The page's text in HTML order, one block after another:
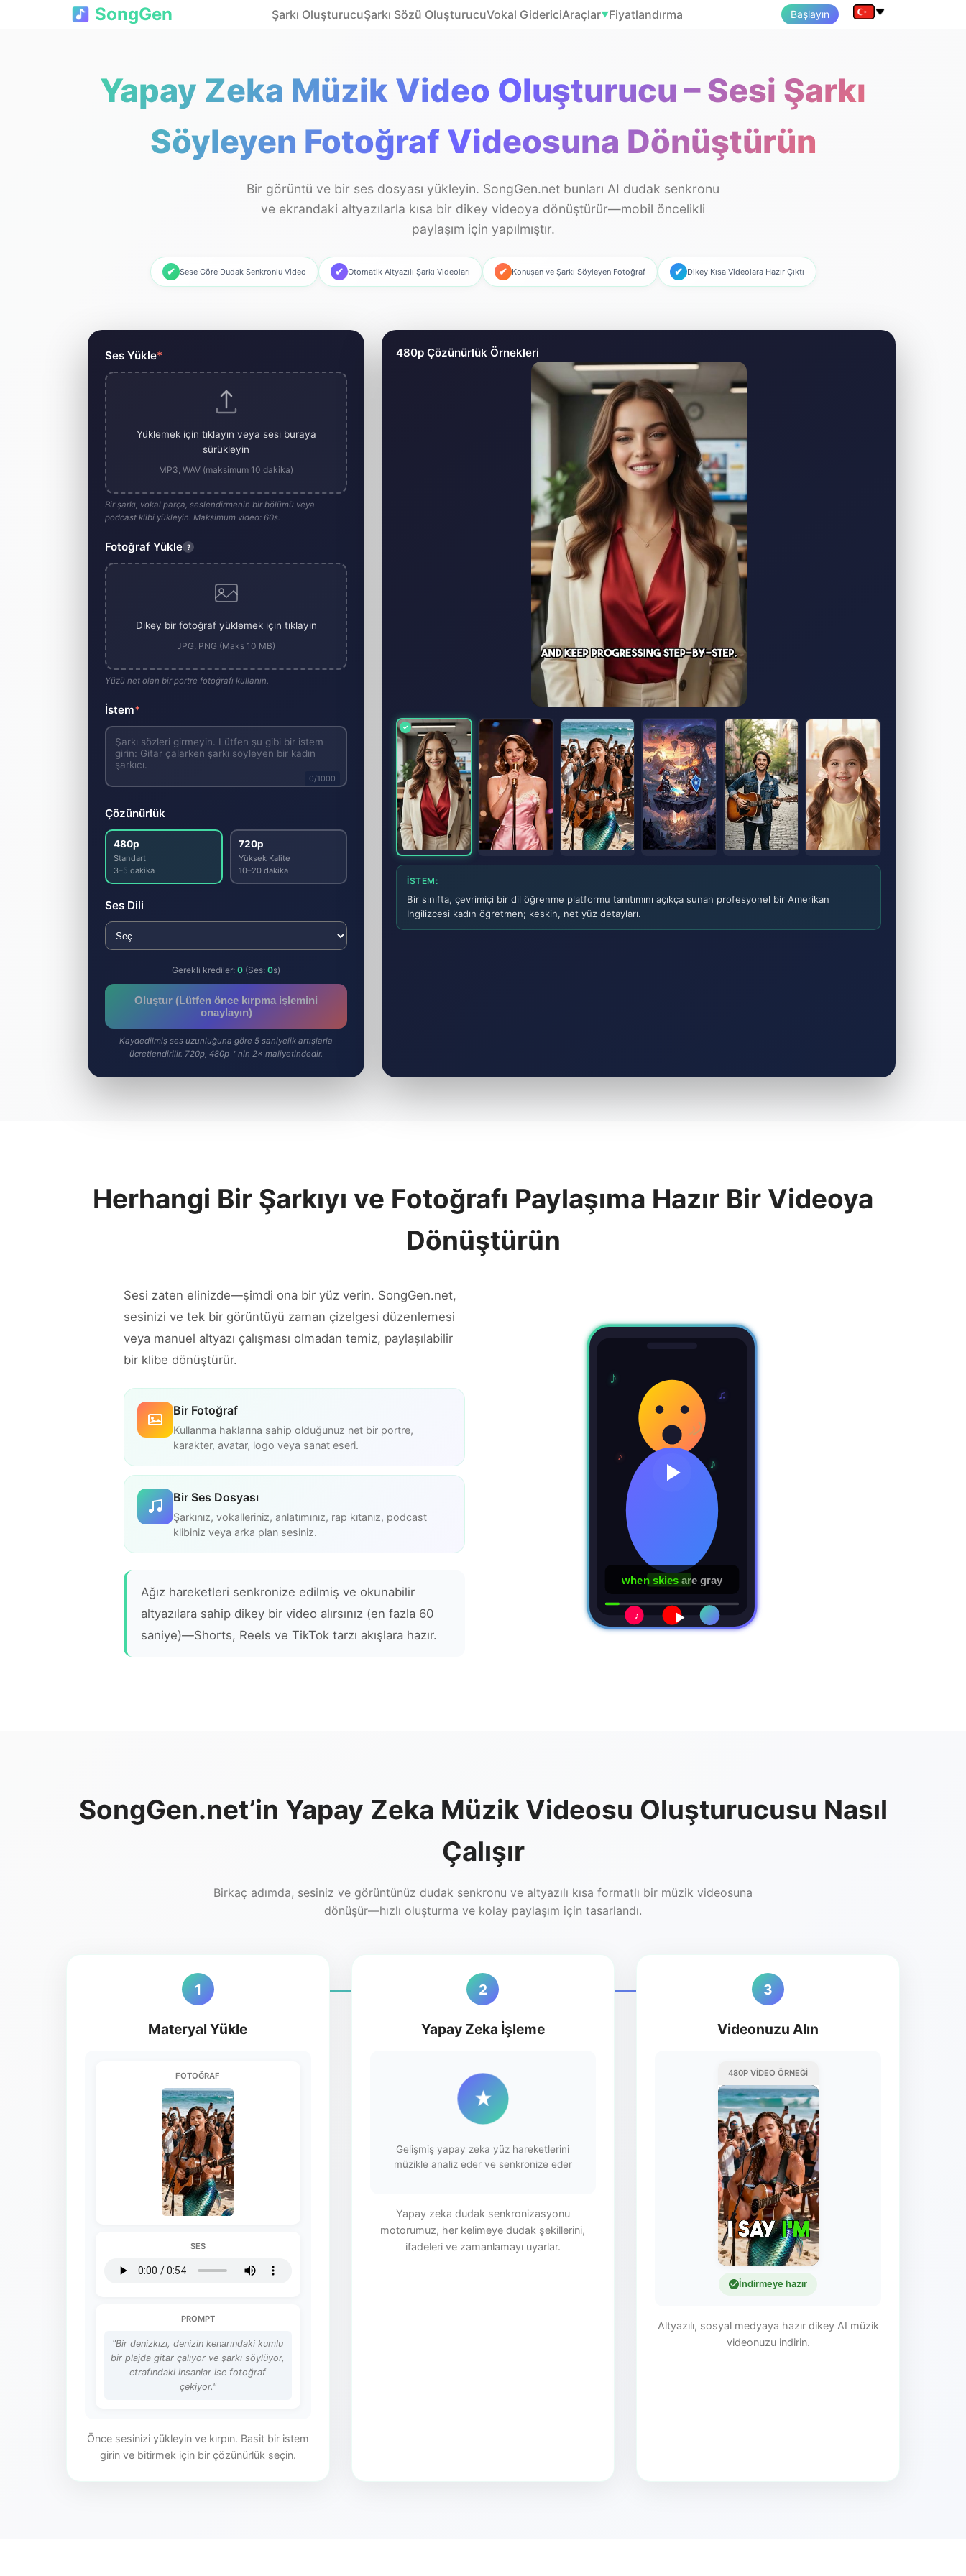
SongGen Şarkı OluşturucuŞarkı Sözü OluşturucuVokal GidericiAraçlar▼Fiyatlandırma Başlayın
Yapay Zeka Müzik Video Oluşturucu – Sesi Şarkı
Söyleyen Fotoğraf Videosuna Dönüştürün
Bir görüntü ve bir ses dosyası yükleyin. SongGen.net bunları AI dudak senkronu
ve ekrandaki altyazılarla kısa bir dikey videoya dönüştürür—mobil öncelikli
paylaşım için yapılmıştır.
✔ Sese Göre Dudak Senkronlu Video ✔ Otomatik Altyazılı Şarkı Videoları ✔ Konuşan ve Şarkı Söyleyen Fotoğraf ✔ Dikey Kısa Videolara Hazır Çıktı
Yapay Zeka Müzik Videosu Oluşturucu Aracı
Ses Yükle*
Yüklemek için tıklayın veya sesi buraya
sürükleyin
MP3, WAV (maksimum 10 dakika)
Bir şarkı, vokal parça, seslendirmenin bir bölümü veya
podcast klibi yükleyin. Maksimum video: 60s.
Fotoğraf Yükle ?
Dikey bir fotoğraf yüklemek için tıklayın
JPG, PNG (Maks 10 MB)
Yüzü net olan bir portre fotoğrafı kullanın.
İstem*
0/1000
Çözünürlük
480p
Standart
3–5 dakika
720p
Yüksek Kalite
10–20 dakika
Ses Dili
Gerekli krediler: 0 (Ses: 0s)
Oluştur (Lütfen önce kırpma işlemini
onaylayın)
Kaydedilmiş ses uzunluğuna göre 5 saniyelik artışlarla
ücretlendirilir. 720p, 480p＇nin 2× maliyetindedir.
480p Çözünürlük Örnekleri
İSTEM:
Bir sınıfta, çevrimiçi bir dil öğrenme platformu tanıtımını açıkça sunan profesyonel bir Amerikan
İngilizcesi kadın öğretmen; keskin, net yüz detayları.
Herhangi Bir Şarkıyı ve Fotoğrafı Paylaşıma Hazır Bir Videoya
Dönüştürün
Sesi zaten elinizde—şimdi ona bir yüz verin. SongGen.net,
sesinizi ve tek bir görüntüyü zaman çizelgesi düzenlemesi
veya manuel altyazı çalışması olmadan temiz, paylaşılabilir
bir klibe dönüştürür.
Bir Fotoğraf
Kullanma haklarına sahip olduğunuz net bir portre,
karakter, avatar, logo veya sanat eseri.
Bir Ses Dosyası
Şarkınız, vokalleriniz, anlatımınız, rap kıtanız, podcast
klibiniz veya arka plan sesiniz.
Ağız hareketleri senkronize edilmiş ve okunabilir
altyazılara sahip dikey bir video alırsınız (en fazla 60
saniye)—Shorts, Reels ve TikTok tarzı akışlara hazır.
♪
♪
when skiesare gray
♪
SongGen.net’in Yapay Zeka Müzik Videosu Oluşturucusu Nasıl
Çalışır
Birkaç adımda, sesiniz ve görüntünüz dudak senkronu ve altyazılı kısa formatlı bir müzik videosuna
dönüşür—hızlı oluşturma ve kolay paylaşım için tasarlandı.
1
Materyal Yükle
FOTOĞRAF
SES
PROMPT
"Bir denizkızı, denizin kenarındaki kumlu
bir plajda gitar çalıyor ve şarkı söylüyor,
etrafındaki insanlar ise fotoğraf
çekiyor."
Önce sesinizi yükleyin ve kırpın. Basit bir istem
girin ve bitirmek için bir çözünürlük seçin.
2
Yapay Zeka İşleme
Gelişmiş yapay zeka yüz hareketlerini
müzikle analiz eder ve senkronize eder
Yapay zeka dudak senkronizasyonu
motorumuz, her kelimeye dudak şekillerini,
ifadeleri ve zamanlamayı uyarlar.
3
Videonuzu Alın
480P VIDEO ÖRNEĞI
İndirmeye hazır
Altyazılı, sosyal medyaya hazır dikey AI müzik
videonuzu indirin.